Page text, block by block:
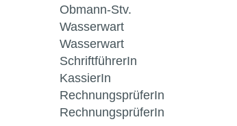
Obmann-Stv.
Wasserwart
Wasserwart
SchriftführerIn
KassierIn
RechnungsprüferIn
RechnungsprüferIn